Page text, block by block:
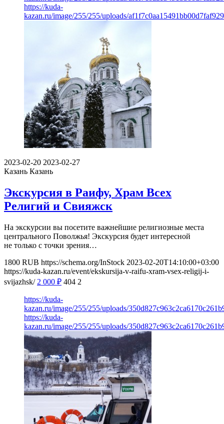
https://kuda-
kazan.ru/image/255/255/uploads/
2023-02-20 2023-02-27
Казань Казань
Экскурсия в Раифу, Храм Всех
Религий и Свияжск
На экскурсии вы посетите важнейшие религиозные места
центрального Поволжья! Экскурсия будет интересной
не только с точки зрения…
1800 RUB https://schema.org/InStock 2023-02-20T14:10:00+03:00
https://kuda-kazan.ru/event/ekskursija-v-raifu-xram-vsex-religij-i-
svijazhsk/ 2 000 ₽ 404 2
https://kuda-
kazan.ru/image/255/255/uploads/
https://kuda-
kazan.ru/image/255/255/uploads/